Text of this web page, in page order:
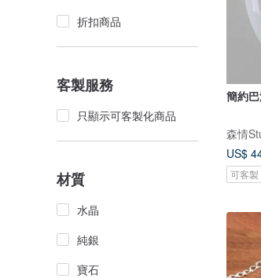
折扣商品
客製服務
只顯示可客製化商品
材質
水晶
純銀
寶石
簡約
森情
US$
可客製